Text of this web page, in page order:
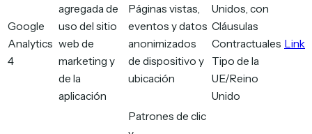
Google
Analytics
4
agregada de
uso del sitio
web de
marketing y
de la
aplicación
Páginas vistas,
eventos y datos
anonimizados
de dispositivo y
ubicación
Unidos, con
Cláusulas
Contractuales
Tipo de la
UE/Reino
Unido
Link
Patrones de clic